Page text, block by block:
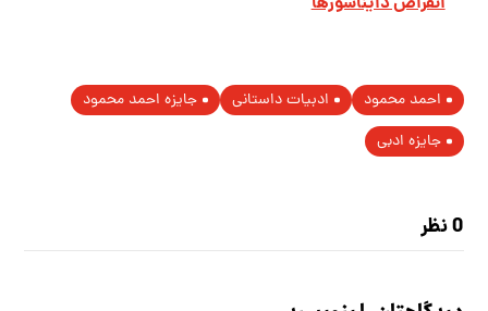
احمد محمود ادبیات داستانی
جایزه احمد محمود
جایزه ادبی
0 نظر